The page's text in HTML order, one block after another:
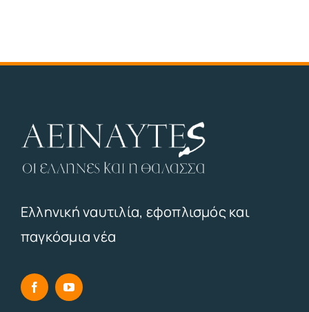
Ελληνική ναυτιλία, εφοπλισμός και
παγκόσμια νέα